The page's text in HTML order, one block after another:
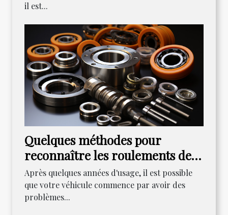
il est...
Quelques méthodes pour
reconnaître les roulements de
ses roues
Après quelques années d'usage, il est possible
que votre véhicule commence par avoir des
problèmes...